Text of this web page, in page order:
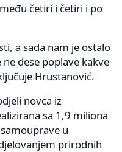
četiri i četiri i po
a sada nam je ostalo
dese poplave kakve
Hrustanović.
novca iz
sa 1,9 miliona
u
prirodnih